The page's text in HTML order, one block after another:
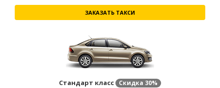
ЗАКАЗАТЬ ТАКСИ
Стандарт класс Скидка 30%